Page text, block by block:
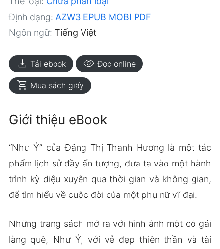
Định dạng: AZW3 EPUB MOBI PDF
Ngôn ngữ: Tiếng Việt
download Tải ebook visibility Đọc online
shopping_cart Mua sách giấy
Giới thiệu eBook
“Như Ý” của Đặng Thị Thanh Hương là một tác
phẩm lịch sử đầy ấn tượng, đưa ta vào một hành
trình kỳ diệu xuyên qua thời gian và không gian,
để tìm hiểu về cuộc đời của một phụ nữ vĩ đại.
Những trang sách mở ra với hình ảnh một cô gái
làng quê, Như Ý, với vẻ đẹp thiên thần và tài